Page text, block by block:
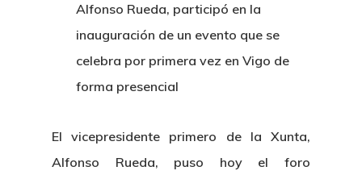
Alfonso Rueda, participó en la
inauguración de un evento que se
celebra por primera vez en Vigo de
forma presencial
El vicepresidente primero de la Xunta,
Alfonso Rueda, puso hoy el foro